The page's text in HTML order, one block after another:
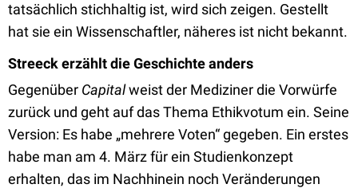
tatsächlich stichhaltig ist, wird sich zeigen. Gestellt
hat sie ein Wissenschaftler, näheres ist nicht bekannt.
Streeck erzählt die Geschichte anders
Gegenüber Capitalweist der Mediziner die Vorwürfe
zurück und geht auf das Thema Ethikvotum ein. Seine
Version: Es habe „mehrere Voten“ gegeben. Ein erstes
habe man am 4. März für ein Studienkonzept
erhalten, das im Nachhinein noch Veränderungen